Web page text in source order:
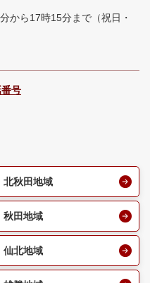
から17時15分まで （祝日・
号
北秋田地域
秋田地域
仙北地域